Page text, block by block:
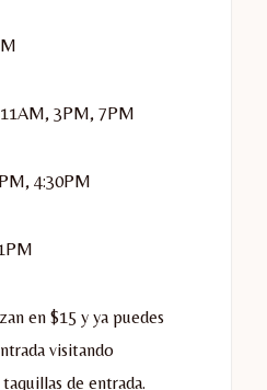
11AM, 3PM, 7PM
, 4:30PM
en $15 y ya puedes
visitando
de entrada.